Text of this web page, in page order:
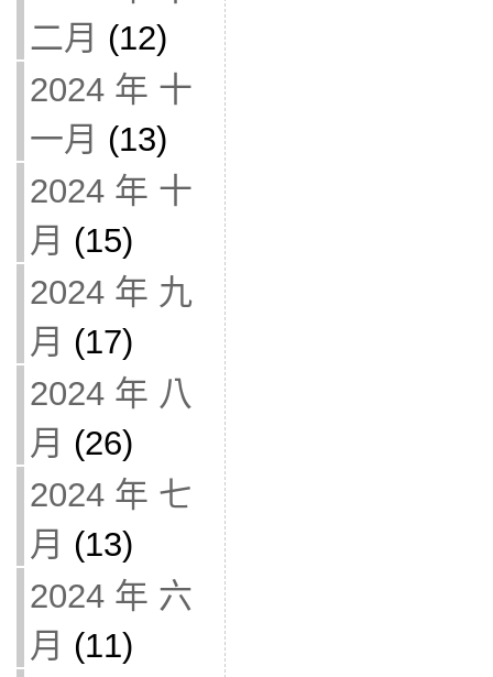
二月 (12)
2024 年 十
一月 (13)
2024 年 十
月 (15)
2024 年 九
月 (17)
2024 年 八
月 (26)
2024 年 七
月 (13)
2024 年 六
月 (11)